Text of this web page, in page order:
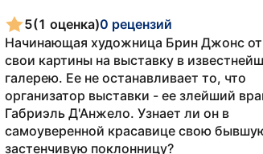
5(1 оценка)0 рецензий
Начинающая художница Брин Джонс
свои картины на выставку в
галерею. Ее не останавливает то, что
организатор выставки - ее злейший
Габриэль Д'Анжело. Узнает ли он в
самоуверенной красавице свою
застенчивую поклонницу?